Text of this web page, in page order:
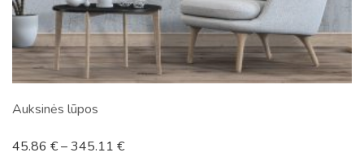
lūpos
345.11€